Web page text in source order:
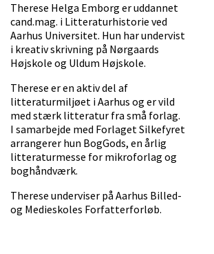
Therese Helga Emborg er uddannet
cand.mag. i Litteraturhistorie ved
Aarhus Universitet. Hun har undervist
i kreativ skrivning på Nørgaards
Højskole og Uldum Højskole.
Therese er en aktiv del af
litteraturmiljøet i Aarhus og er vild
med stærk litteratur fra små forlag.
I samarbejde med Forlaget Silkefyret
arrangerer hun BogGods, en årlig
litteraturmesse for mikroforlag og
boghåndværk.
Therese underviser på Aarhus Billed-
og Medieskoles Forfatterforløb.